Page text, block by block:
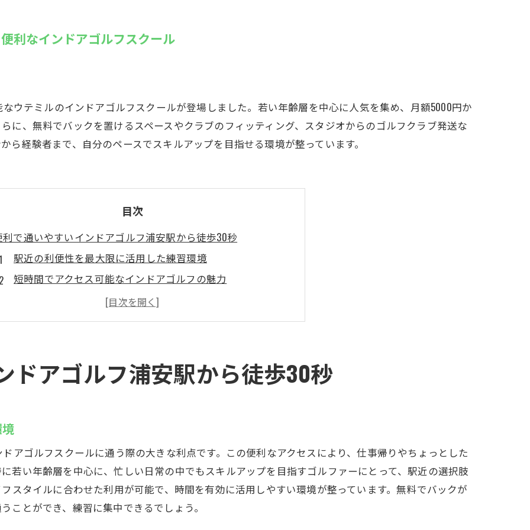
利なインドアゴルフスクール
ウテミルのインドアゴルフスクールが登場しました。若い年齢層を中心に人気を集め、月額5000円か
に、無料でバックを置けるスペースやクラブのフィッティング、スタジオからのゴルフクラブ発送な
ら経験者まで、自分のペースでスキルアップを目指せる環境が整っています。
目次
利で通いやすいインドアゴルフ浦安駅から徒歩30秒
駅近の利便性を最大限に活用した練習環境
短時間でアクセス可能なインドアゴルフの魅力
忙しい日々でも気軽に通えるロケーション
浦安駅からのアクセスの簡単さと充実した施設
駅からすぐの立地で時間の有効活用
域最安値で利用できるウテミルのインドアゴルフ
リーズナブルな料金で始めるインドアゴルフ
お財布に優しい価格設定の秘密
月額5000円からの手軽なゴルフ体験
価格以上の価値を感じる練習施設
ドアゴルフ浦安駅から徒歩30秒
アゴルフスクールに通う際の大きな利点です。この便利なアクセスにより、仕事帰りやちょっとした
若い年齢層を中心に、忙しい日常の中でもスキルアップを目指すゴルファーにとって、駅近の選択肢
スタイルに合わせた利用が可能で、時間を有効に活用しやすい環境が整っています。無料でバックが
ことができ、練習に集中できるでしょう。